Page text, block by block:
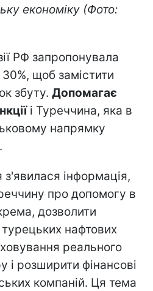
економіку (Фото:
РФ запропонувала
щоб замістити
збуту. Допомагає
і Туреччина, яка в
напрямку
інформація,
про допомогу в
дозволити
нафтових
реального
і розширити фінансові
компаній. Ця тема